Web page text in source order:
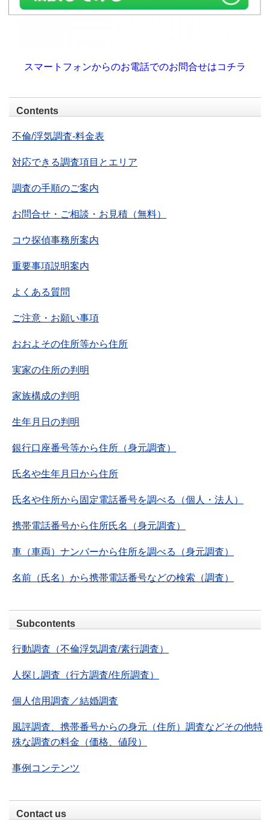
スマートフォンからのお電話でのお問合せはコチラ
Contents
不倫/浮気調査-料金表
対応できる調査項目とエリア
調査の手順のご案内
お問合せ・ご相談・お見積（無料）
コウ探偵事務所案内
重要事項説明案内
よくある質問
ご注意・お願い事項
おおよその住所等から住所
実家の住所の判明
家族構成の判明
生年月日の判明
銀行口座番号等から住所（身元調査）
氏名や生年月日から住所
氏名や住所から固定電話番号を調べる（個人・法人）
携帯電話番号から住所氏名（身元調査）
車（車両）ナンバーから住所を調べる（身元調査）
名前（氏名）から携帯電話番号などの検索（調査）
Subcontents
行動調査（不倫浮気調査/素行調査）
人探し調査（行方調査/住所調査）
個人信用調査／結婚調査
風評調査、携帯番号からの身元（住所）調査などその他特
殊な調査の料金（価格、値段）
事例コンテンツ
Contact us